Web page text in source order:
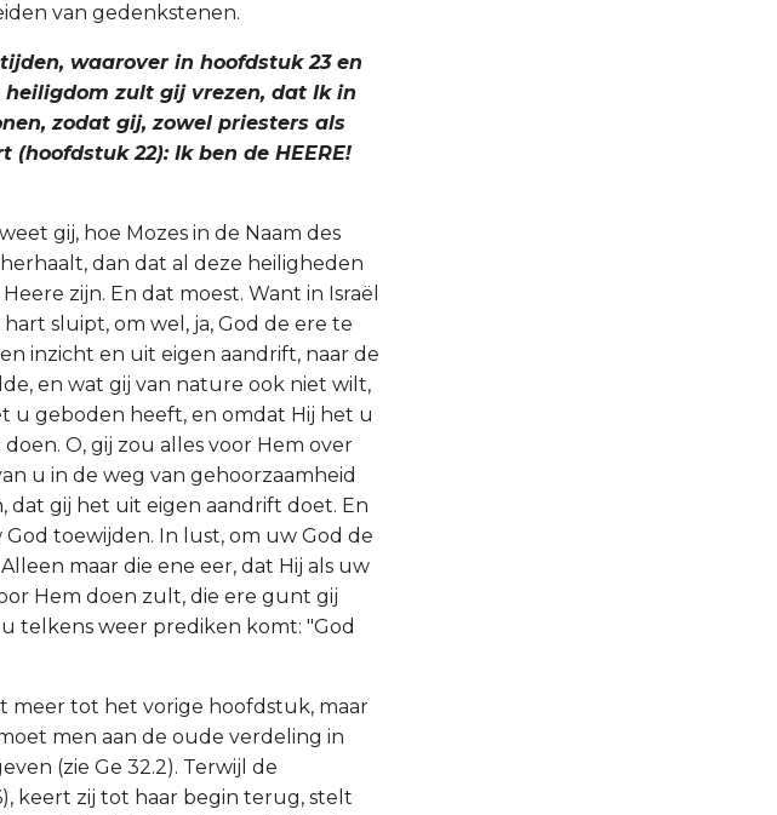
van gedenkstenen.
waarover in hoofdstuk 23 en
zult gij vrezen, dat Ik in
zodat gij, zowel priesters als
22): Ik ben de HEERE!
gij, hoe Mozes in de Naam des
dan dat al deze heiligheden
zijn. En dat moest. Want in Israël
sluipt, om wel, ja, God de ere te
inzicht en uit eigen aandrift, naar de
en wat gij van nature ook niet wilt,
u geboden heeft, en omdat Hij het u
O, gij zou alles voor Hem over
u in de weg van gehoorzaamheid
dat gij het uit eigen aandrift doet. En
toewijden. In lust, om uw God de
maar die ene eer, dat Hij als uw
Hem doen zult, die ere gunt gij
telkens weer prediken komt: "God
meer tot het vorige hoofdstuk, maar
men aan de oude verdeling in
(zie Ge 32.2). Terwijl de
keert zij tot haar begin terug, stelt